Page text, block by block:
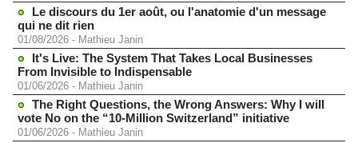
Le discours du 1er août, ou l'anatomie d'un message
qui ne dit rien
01/08/2026 - Mathieu Janin
It's Live: The System That Takes Local Businesses
From Invisible to Indispensable
01/06/2026 - Mathieu Janin
The Right Questions, the Wrong Answers: Why I will
vote No on the “10-Million Switzerland” initiative
01/06/2026 - Mathieu Janin